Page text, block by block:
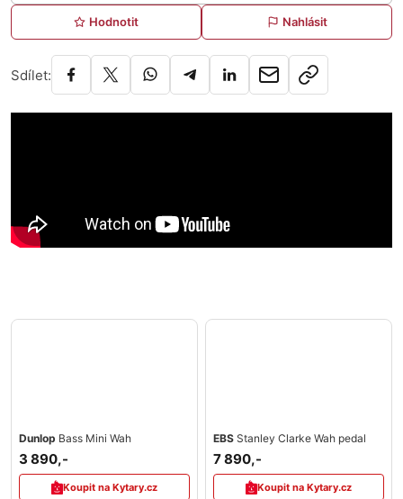
Hodnotit Nahlásit
Sdílet:
Dunlop Bass Mini Wah
3 890,-
Koupit na Kytary.cz
EBS Stanley Clarke Wah pedal
7 890,-
Koupit na Kytary.cz